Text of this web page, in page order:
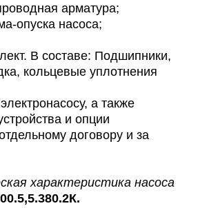
арматура;
опуска насоса;
В составе: Подшипники,
кольцевые уплотнения
а также
и опции
договору и за
характеристика насоса